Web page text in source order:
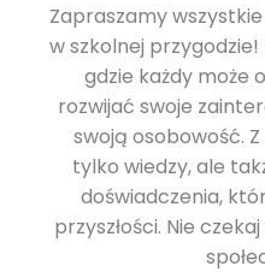
Zapraszamy wszystkie
w szkolnej przygodzie!
gdzie każdy może
rozwijać swoje
swoją osobowość.
tylko wiedzy, ale
doświadczenia,
przyszłości. Nie